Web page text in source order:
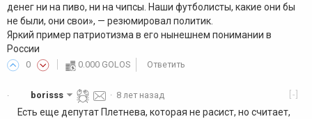
денег ни на пиво, ни на чипсы. Наши футболисты, какие они бы
не были, они свои», — резюмировал политик.
Яркий пример патриотизма в его нынешнем понимании в
России
0 0.000 GOLOS Ответить
· [-]
borisss · 8 лет назад
Есть еще депутат Плетнева, которая не расист, но считает,